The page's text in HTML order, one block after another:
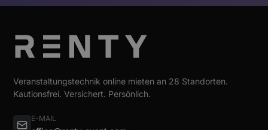
Veranstaltungstechnik online mieten an 28 Standorten.
Kautionsfrei. Versichert. Persönlich.
E-MAIL